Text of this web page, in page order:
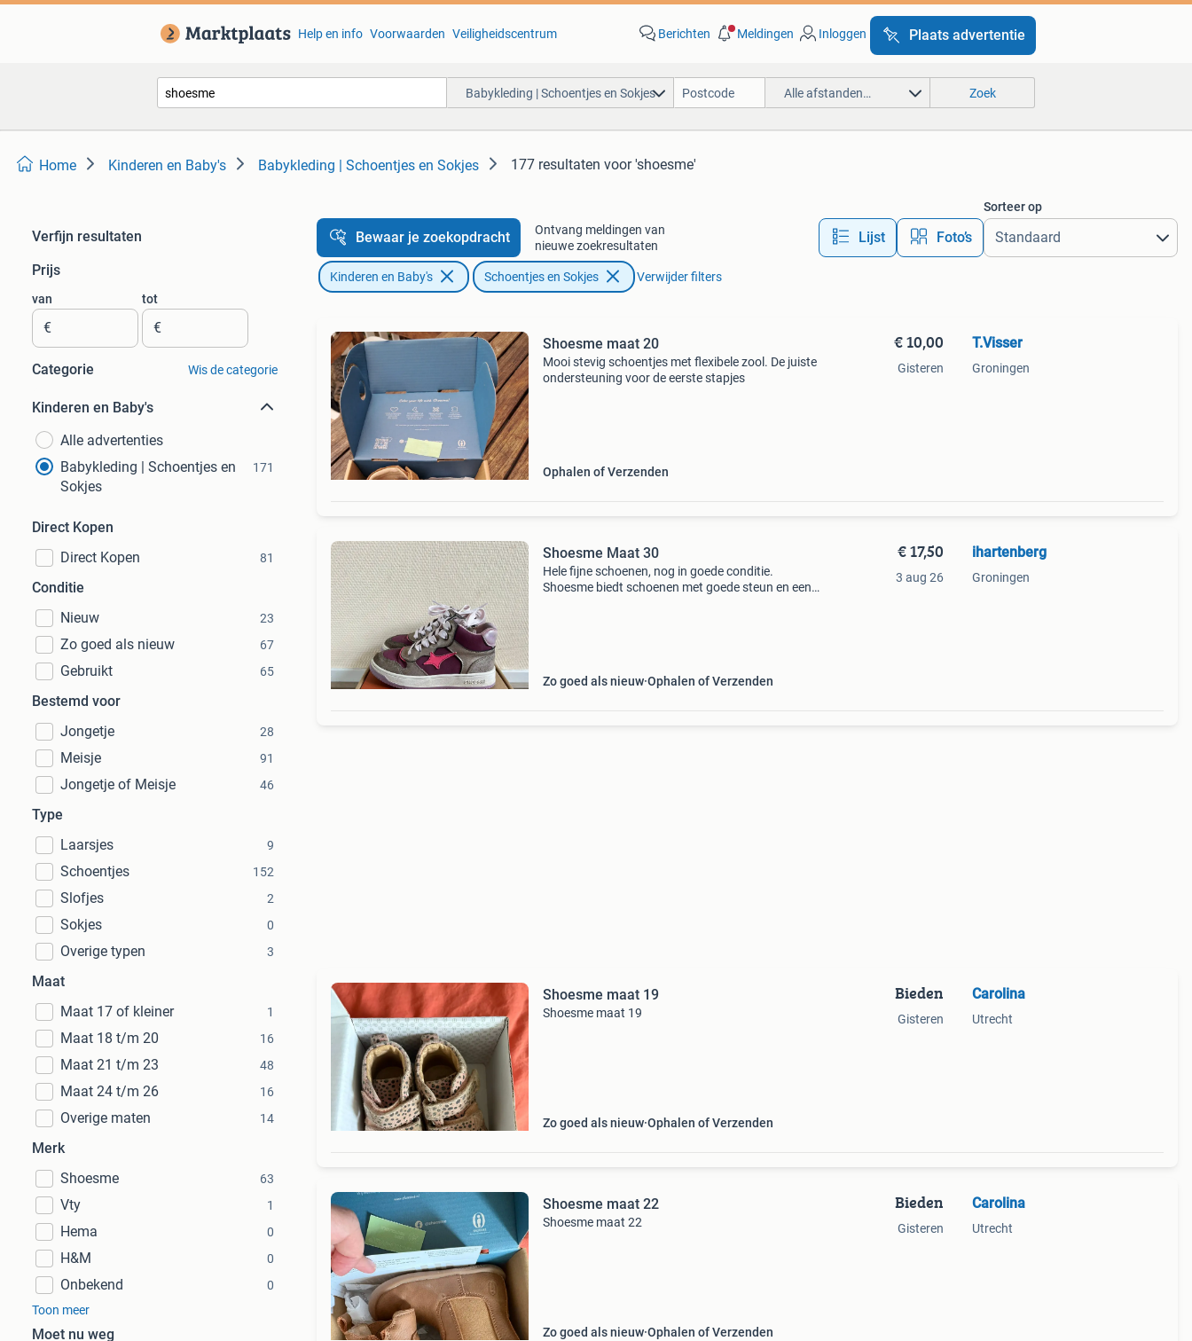
Help en info Voorwaarden Veiligheidscentrum Berichten Meldingen Inloggen Plaats advertentie
Babykleding | Schoentjes en Sokjes Alle afstanden… Zoek
Home Kinderen en Baby's Babykleding | Schoentjes en Sokjes 177 resultaten voor 'shoesme'
Verfijn resultaten
Prijs
van
€
tot
€
Categorie Wis de categorie
Kinderen en Baby's
Alle advertenties
Babykleding | Schoentjes en
Sokjes
171
Direct Kopen
Direct Kopen
81
Conditie
Nieuw
23
Zo goed als nieuw 67
Gebruikt 65
Bestemd voor
Jongetje
28
Meisje 91
Jongetje of Meisje 46
Type
Laarsjes
9
Schoentjes 152
Slofjes 2
Sokjes 0
Overige typen 3
Maat
Maat 17 of kleiner
1
Maat 18 t/m 20 16
Maat 21 t/m 23 48
Maat 24 t/m 26 16
Overige maten 14
Merk
Shoesme
63
Vty 1
Hema 0
H&M 0
Onbekend
0
Toon meer
Moet nu weg
Bewaar je zoekopdracht
Ontvang meldingen van
nieuwe zoekresultaten
Lijst Foto’s
Sorteer op
Kinderen en Baby's Schoentjes en Sokjes Verwijder filters
Shoesme maat 20
Mooi stevig schoentjes met flexibele zool. De juiste
ondersteuning voor de eerste stapjes
Ophalen of Verzenden
€ 10,00
Gisteren
T.Visser
Groningen
Shoesme Maat 30
Hele fijne schoenen, nog in goede conditie.
Shoesme biedt schoenen met goede steun en een
Zo goed als nieuw Ophalen of Verzenden
€ 17,50
3 aug 26
ihartenberg
Groningen
Shoesme maat 19
Shoesme maat 19
Zo goed als nieuw Ophalen of Verzenden
Bieden
Gisteren
Carolina
Utrecht
Shoesme maat 22
Shoesme maat 22
Zo goed als nieuw Ophalen of Verzenden
Bieden
Gisteren
Carolina
Utrecht